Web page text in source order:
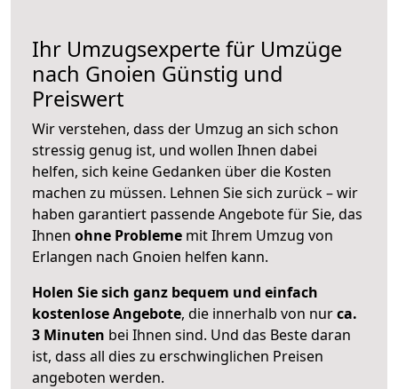
Ihr Umzugsexperte für Umzüge
nach Gnoien Günstig und
Preiswert
Wir verstehen, dass der Umzug an sich schon
stressig genug ist, und wollen Ihnen dabei
helfen, sich keine Gedanken über die Kosten
machen zu müssen. Lehnen Sie sich zurück – wir
haben garantiert passende Angebote für Sie, das
Ihnen ohne Probleme mit Ihrem Umzug von
Erlangen nach Gnoien helfen kann.
Holen Sie sich ganz bequem und einfach
kostenlose Angebote, die innerhalb von nurca.
3 Minuten bei Ihnen sind. Und das Beste daran
ist, dass all dies zu erschwinglichen Preisen
angeboten werden.